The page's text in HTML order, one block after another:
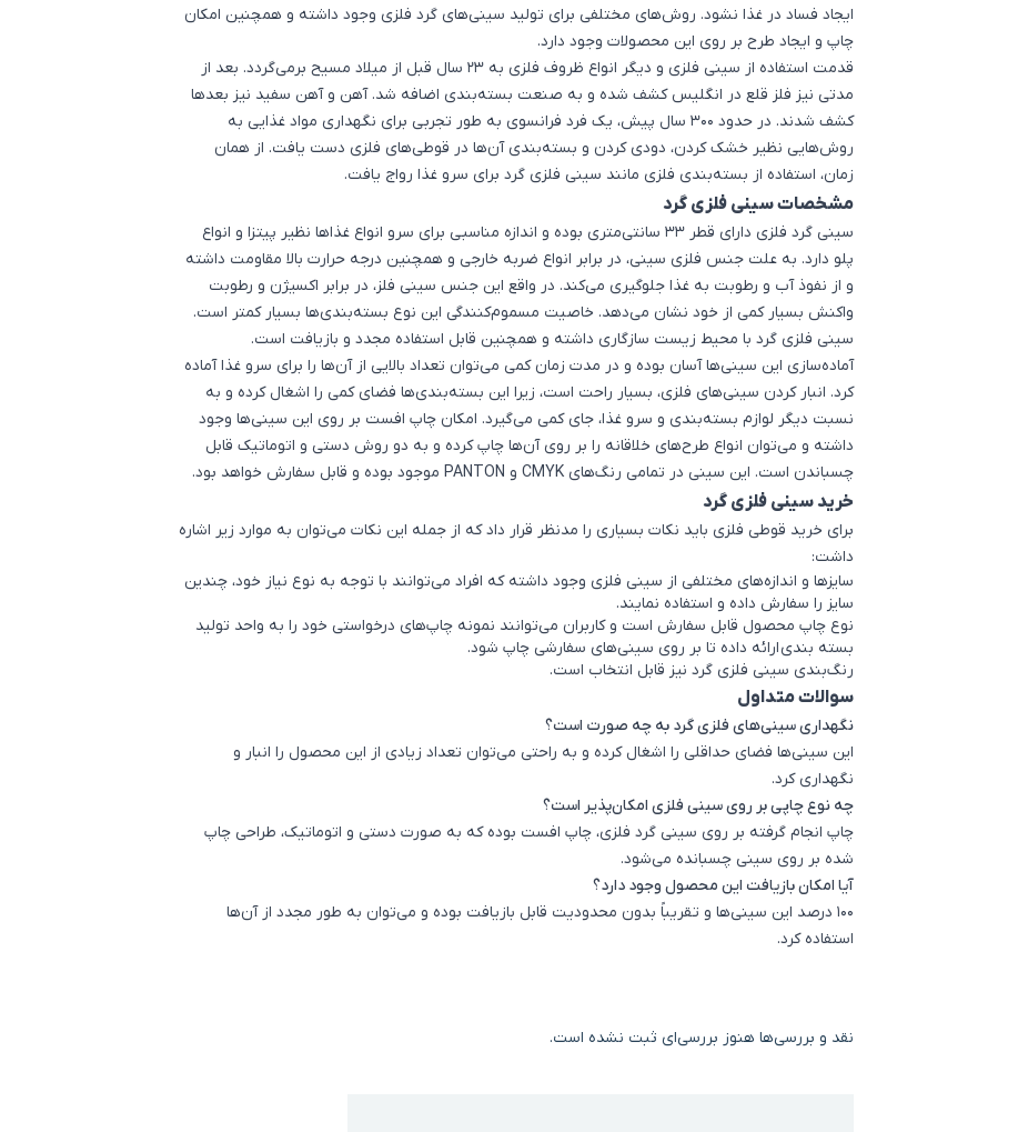
ایجاد فساد در غذا نشود. روش‌های مختلفی برای تولید سینی‌های گرد فلزی وجود داشته و همچنین امکان
چاپ و ایجاد طرح بر روی این محصولات وجود دارد.
قدمت استفاده از سینی فلزی و دیگر انواع ظروف فلزی به 23 سال قبل از میلاد مسیح برمی‌گردد. بعد از
مدتی نیز فلز قلع در انگلیس کشف شده و به صنعت بسته‌بندی اضافه شد. آهن و آهن سفید نیز بعدها
کشف شدند. در حدود 300 سال پیش، یک فرد فرانسوی به طور تجربی برای نگهداری مواد غذایی به
روش‌هایی نظیر خشک کردن، دودی کردن و بسته‌بندی آن‌ها در قوطی‌های فلزی دست یافت. از همان
زمان، استفاده از بسته‌بندی فلزی مانند سینی فلزی گرد برای سرو غذا رواج یافت.
مشخصات سینی فلزی گرد
سینی گرد فلزی دارای قطر 33 سانتی‌متری بوده و اندازه مناسبی برای سرو انواع غذاها نظیر پیتزا و انواع
پلو دارد. به علت جنس فلزی سینی، در برابر انواع ضربه خارجی و همچنین درجه حرارت بالا مقاومت داشته
و از نفوذ آب و رطوبت به غذا جلوگیری می‌کند. در واقع این جنس سینی فلز، در برابر اکسیژن و رطوبت
واکنش بسیار کمی از خود نشان می‌دهد. خاصیت مسموم‌کنندگی این نوع بسته‌بندی‌ها بسیار کمتر است.
سینی فلزی گرد با محیط زیست سازگاری داشته و همچنین قابل استفاده مجدد و بازیافت است.
آماده‌سازی این سینی‌ها آسان بوده و در مدت زمان کمی می‌توان تعداد بالایی از آن‌ها را برای سرو غذا آماده
کرد. انبار کردن سینی‌های فلزی، بسیار راحت است، زیرا این بسته‌بندی‌ها فضای کمی را اشغال کرده و به
نسبت دیگر لوازم بسته‌بندی و سرو غذا، جای کمی می‌گیرد. امکان چاپ افست بر روی این سینی‌ها وجود
داشته و می‌توان انواع طرح‌های خلاقانه را بر روی آن‌ها چاپ کرده و به دو روش دستی و اتوماتیک قابل
چسباندن است. این سینی در تمامی رنگ‌های CMYK و PANTON موجود بوده و قابل سفارش خواهد بود.
خرید سینی فلزی گرد
برای خرید قوطی فلزی باید نکات بسیاری را مدنظر قرار داد که از جمله این نکات می‌توان به موارد زیر اشاره
داشت:
سایزها و اندازه‌های مختلفی از سینی فلزی وجود داشته که افراد می‌توانند با توجه به نوع نیاز خود، چندین
سایز را سفارش داده و استفاده نمایند.
نوع چاپ محصول قابل سفارش است و کاربران می‌توانند نمونه چاپ‌های درخواستی خود را به واحد تولید
بسته بندیارائه داده تا بر روی سینی‌های سفارشی چاپ شود.
رنگ‌بندی سینی فلزی گرد نیز قابل انتخاب است.
سوالات متداول
نگهداری سینی‌های فلزی گرد به چه صورت است؟
این سینی‌ها فضای حداقلی را اشغال کرده و به راحتی می‌توان تعداد زیادی از این محصول را انبار و
نگهداری کرد.
چه نوع چاپی بر روی سینی فلزی امکان‌پذیر است؟
چاپ انجام گرفته بر روی سینی گرد فلزی، چاپ افست بوده که به صورت دستی و اتوماتیک، طراحی چاپ
شده بر روی سینی چسبانده می‌شود.
آیا امکان بازیافت این محصول وجود دارد؟
100 درصد این سینی‌ها و تقریباً بدون محدودیت قابل بازیافت بوده و می‌توان به طور مجدد از آن‌ها
استفاده کرد.
نقد و بررسی‌ها هنوز بررسی‌ای ثبت نشده است.